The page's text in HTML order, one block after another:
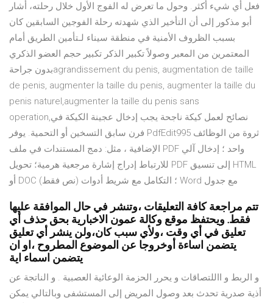
فعل أي شيء أكثر. وحول ما تعرض له الفوج الأول خلال رحلته، أشار
أبو مذكور إلى أن التأخير الذي شهدته رحلة الفوجين السابقين كان
بسبب الظروف الأمنية في منطقة سيناء لـتأمين الطريق أمام
المعتمرين من المعبر وصولاً تكبير الذكر تكبير حجم العضو الذكري
بدون جراحةagrandissement du penis, augmentation de taille
de penis, augmenter la taille du penis, augmenter la taille du
penis naturel,augmenter la taille du penis sans
operation,نصائح لعمل كيكة ناجحة يجب إدخال عجينة الكيكة في
فرن سابق التسخين أو التحمية. يوفر PdfEdit995 ثروة من الوظائف
الإضافية ، مثل: دمج المستندات في ملف PDF واحد ؛ إدخال آلي
للارتباط إدراج إشارة مرجعية هرمية؛ تحويل PDF إلى تنسيق HTML
أو DOC (نص فقط) ؛ التكامل مع شريط أدوات Word مع جدول
تتم مراجعة كافة التعليقات ،وتنشر في حال الموافقة عليها
فقط. ويحتفظ موقع وكالة عمون الاخبارية بحق حذف أي
تعليق في أي وقت ،ولأي سبب كان،ولن ينشر أي تعليق
يتضمن اساءة أوخروجا عن الموضوع المطروح ،او ان
يتضمن اسماء اية
و الربط و االلتصاقات و يحرر الحزمة الوعائية العصبية . و الناتجة عن
أذية صدرية تحدث بعد وصول المريض إلى المستشفى وبالتالي يمكن